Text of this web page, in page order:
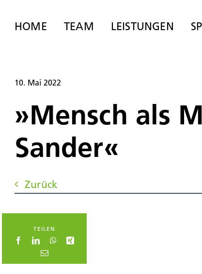
InhaltHOME TEAM LEISTUNGEN
10. Mai 2022
»Mensch als
Sander«
Zurück
TEILEN